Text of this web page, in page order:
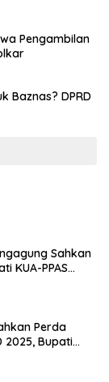
Pengambilan
Baznas? DPRD
Sahkan
KUA-PPAS
Perda
2025, Bupati